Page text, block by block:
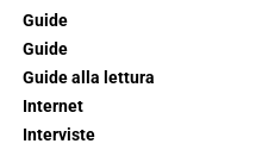
Guide
Guide
Guide alla lettura
Internet
Interviste